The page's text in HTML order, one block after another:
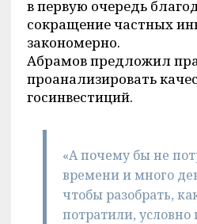
в первую очередь
сокращение частных
закономерно.
Абрамов предложил
проанализировать
госинвестиций.
«А почему бы не
времени и много
чтобы разобрать,
потратили, условно